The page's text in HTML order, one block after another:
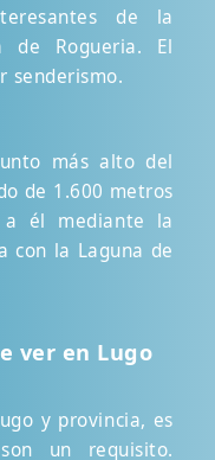
de la
de Rogueria. El
senderismo.
más alto del
de 1.600 metros
él mediante la
con la Laguna de
ver en Lugo
y provincia, es
un requisito.